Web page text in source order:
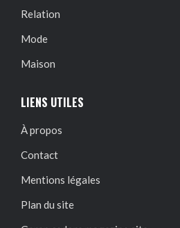
Relation
Mode
Maison
LIENS UTILES
À propos
Contact
Mentions légales
Plan du site